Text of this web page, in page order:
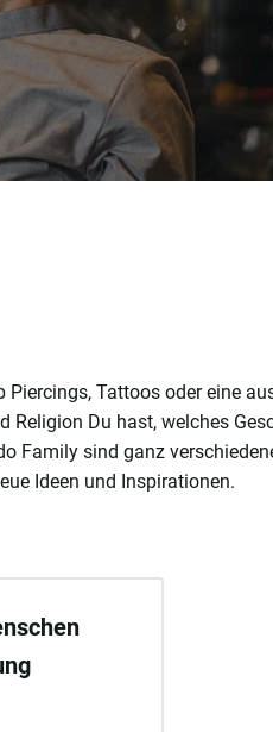
Tattoos oder eine
Du hast, welches
Family sind ganz
Ideen und Inspirationen.